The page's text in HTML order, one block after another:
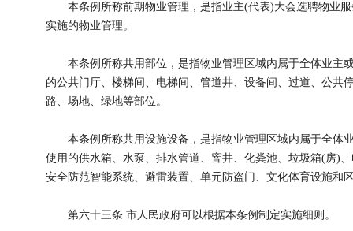
本条例所称前期物业管理，是指业主(代表)大会选聘物业服
实施的物业管理。
本条例所称共用部位，是指物业管理区域内属于全体业主
的公共门厅、楼梯间、电梯间、管道井、设备间、过道、公共
路、场地、绿地等部位。
本条例所称共用设施设备，是指物业管理区域内属于全体
使用的供水箱、水泵、排水管道、窨井、化粪池、垃圾箱(房)
安全防范智能系统、避雷装置、单元防盗门、文化体育设施和
第六十三条 市人民政府可以根据本条例制定实施细则。